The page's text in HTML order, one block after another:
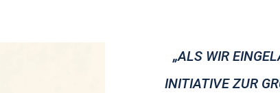
„ALS WIR
INITIATIVE ZUR